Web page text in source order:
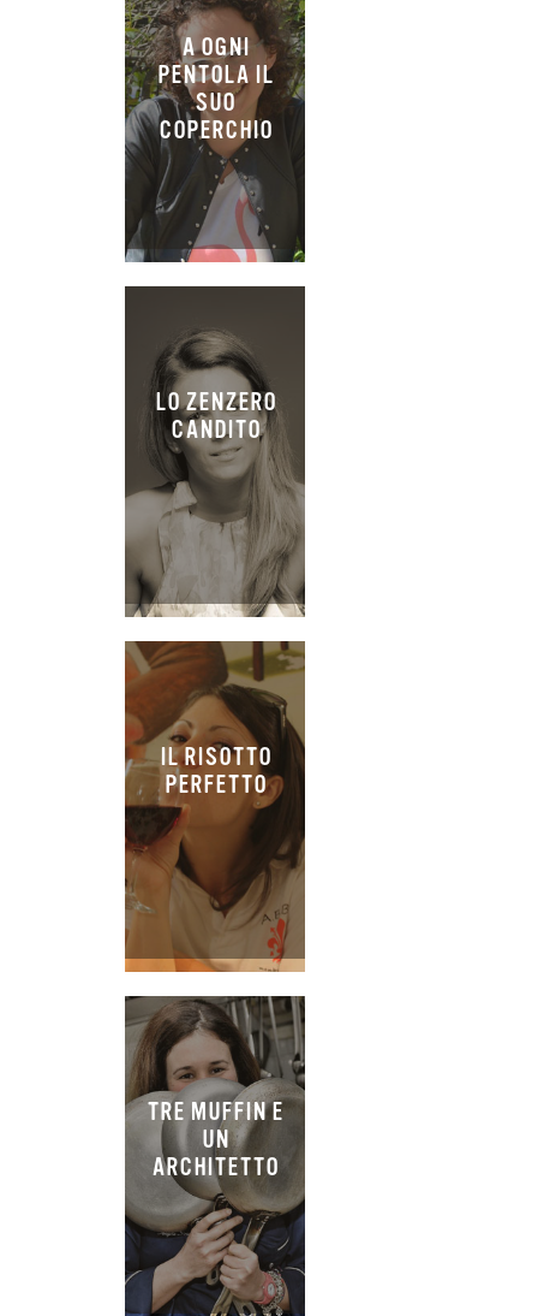
A OGNI
PENTOLA IL
SUO
COPERCHIO
LO ZENZERO
CANDITO
IL RISOTTO
PERFETTO
TRE MUFFIN E
UN
ARCHITETTO